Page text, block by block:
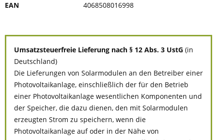
EAN
4068508016998
Umsatzsteuerfreie Lieferung nach § 12 Abs. 3 UstG (in
Deutschland)
Die Lieferungen von Solarmodulen an den Betreiber einer
Photovoltaikanlage, einschließlich der für den Betrieb
einer Photovoltaikanlage wesentlichen Komponenten und
der Speicher, die dazu dienen, den mit Solarmodulen
erzeugten Strom zu speichern, wenn die
Photovoltaikanlage auf oder in der Nähe von